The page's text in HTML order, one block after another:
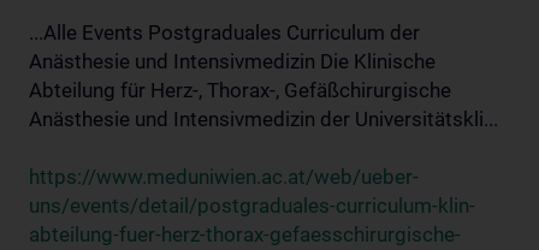
...Alle Events Postgraduales Curriculum der
Anästhesie und Intensivmedizin Die Klinische
Abteilung für Herz-, Thorax-, Gefäßchirurgische
Anästhesie und Intensivmedizin der Universitätskli...
https://www.meduniwien.ac.at/web/ueber-
uns/events/detail/postgraduales-curriculum-klin-
abteilung-fuer-herz-thorax-gefaesschirurgische-